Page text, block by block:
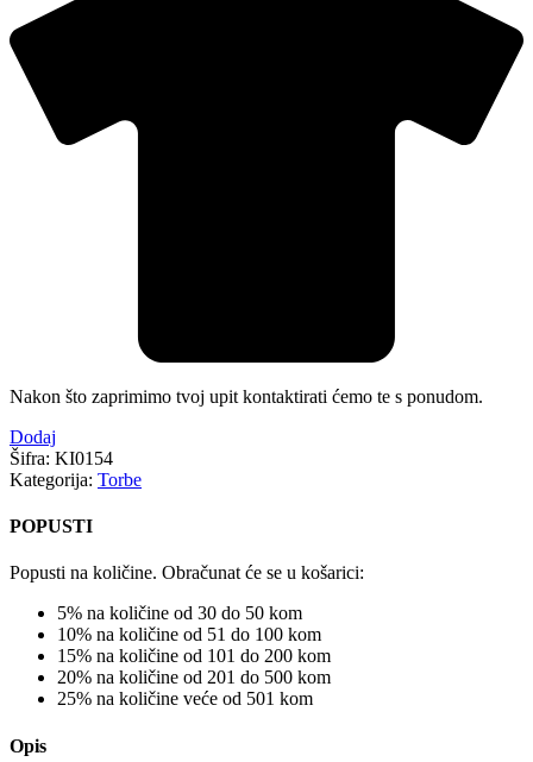
Nakon što zaprimimo tvoj upit kontaktirati ćemo te s ponudom.
Dodaj
Šifra: KI0154
Kategorija: Torbe
POPUSTI
Popusti na količine. Obračunat će se u košarici:
5% na količine od 30 do 50 kom
10% na količine od 51 do 100 kom
15% na količine od 101 do 200 kom
20% na količine od 201 do 500 kom
25% na količine veće od 501 kom
Opis